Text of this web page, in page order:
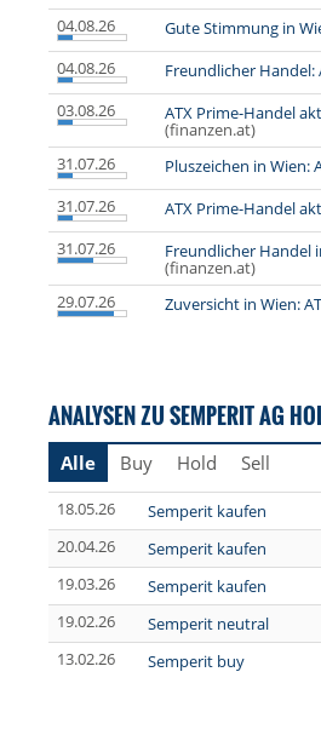
04.08.26
Gute Stimmung in
04.08.26
Freundlicher Handel:
03.08.26
ATX Prime-Handel
(finanzen.at)
31.07.26
Pluszeichen in Wien:
31.07.26
ATX Prime-Handel
31.07.26
Freundlicher Handel
(finanzen.at)
29.07.26
Zuversicht in Wien:
ANALYSEN ZU SEMPERIT AG
Alle Buy Hold Sell
18.05.26 Semperit kaufen
20.04.26
Semperit kaufen
19.03.26
Semperit kaufen
19.02.26
Semperit neutral
13.02.26
Semperit buy